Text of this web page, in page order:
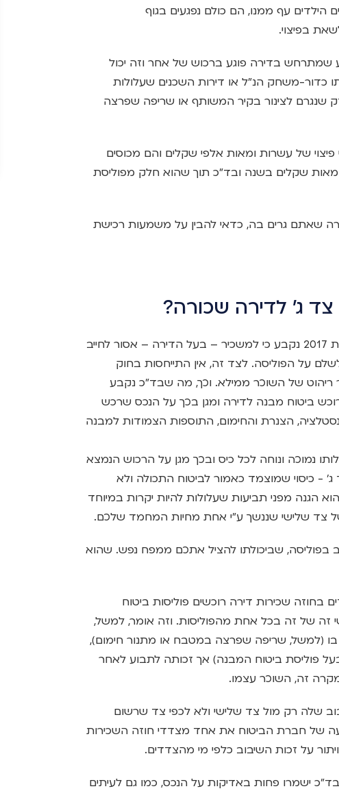
עף ממנו, הם כולם נפגעים בגוף
בפיצוי.
שמתרחש בדירה פוגע ברכוש של אחר וזה יכול
כדור-משחק הנ"ל או דירות השכנים שעלולות
שנגרם לצינור בקיר המשותף או שריפה שפרצה
של עשרות ומאות אלפי שקלים והם מכוסים
שקלים בשנה ובד"כ תוך שהוא חלק מפוליסת
שאתם גרים בה, כדאי להבין על משמעות רכישת
ג' לדירה שכורה?
ראשית, ע"פ חוק שכירות הוגנת בתיקון משנת 2017 נקבע כי למשכיר – בעל הדירה – אסור לחייב
על הפוליסה. לצד זה, אין התייחסות בחוק
ריהוט של השוכר ממילא. וכך, מה שבד"כ נקבע
ביטוח מבנה לדירה ומגן בכך על הנכס שרכש
הצנרת והחימום, התוספות הצמודות למבנה
נמוכה ונוחה לכל כיס ובכך מגן על הרכוש הנמצא
- כיסוי שמוצמד כאמור לביטוח התכולה ולא
הגנה מפני תביעות שעלולות להיות יקרות במיוחד
צד שלישי שננשך ע"י אחת מחיות המחמד שלכם.
בפוליסה, שביכולתו להציל אתכם ממפח נפש. שהוא
בחוזה שכירות דירה רוכשים פוליסות ביטוח
זה של זה בכל אחת מהפוליסות. וזה אומר, למשל,
(למשל, שריפה שפרצה במטבח או מתנור חימום),
פוליסת ביטוח המבנה) אך זכותה לתבוע לאחר
זה, השוכר עצמו.
שלה רק מול צד שלישי ולא לכפי צד שרשום
של חברת הביטוח את אחד מצדדי חוזה השכירות
על זכות השיבוב כלפי מי מהצדדים.
ישמרו פחות באדיקות על הנכס, כמו גם לעיתים